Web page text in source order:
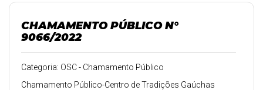
CHAMAMENTO PÚBLICO N°
9066/2022
Categoria: OSC - Chamamento Público
Chamamento Público-Centro de Tradições Gaúchas